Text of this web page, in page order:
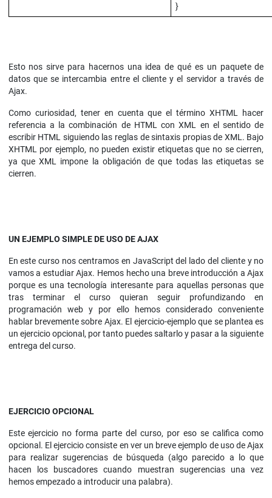
}
Esto nos sirve para hacernos una idea de qué es un paquete de
datos que se intercambia entre el cliente y el servidor a través de
Ajax.
Como curiosidad, tener en cuenta que el término XHTML hacer
referencia a la combinación de HTML con XML en el sentido de
escribir HTML siguiendo las reglas de sintaxis propias de XML. Bajo
XHTML por ejemplo, no pueden existir etiquetas que no se cierren,
ya que XML impone la obligación de que todas las etiquetas se
cierren.
UN EJEMPLO SIMPLE DE USO DE AJAX
En este curso nos centramos en JavaScript del lado del cliente y no
vamos a estudiar Ajax. Hemos hecho una breve introducción a Ajax
porque es una tecnología interesante para aquellas personas que
tras terminar el curso quieran seguir profundizando en
programación web y por ello hemos considerado conveniente
hablar brevemente sobre Ajax. El ejercicio-ejemplo que se plantea es
un ejercicio opcional, por tanto puedes saltarlo y pasar a la siguiente
entrega del curso.
EJERCICIO OPCIONAL
Este ejercicio no forma parte del curso, por eso se califica como
opcional. El ejercicio consiste en ver un breve ejemplo de uso de Ajax
para realizar sugerencias de búsqueda (algo parecido a lo que
hacen los buscadores cuando muestran sugerencias una vez
hemos empezado a introducir una palabra).